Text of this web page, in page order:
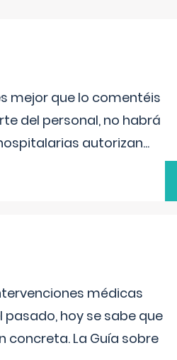
mejor que lo comentéis
del personal, no habrá
autorizan...
médicas
hoy se sabe que
concreta. La Guía sobre